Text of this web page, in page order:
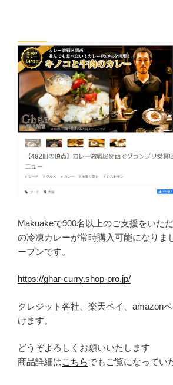
Makuakeで900名以上のご支援をいた
の冷凍カレーが常時購入可能になりま
ープンです。
https://ghar-curry.shop-pro.jp/
クレジット各社、楽天ペイ、amazon
けます。
どうぞよろしくお願いいたします
商品詳細はこちらでもご覧になってい